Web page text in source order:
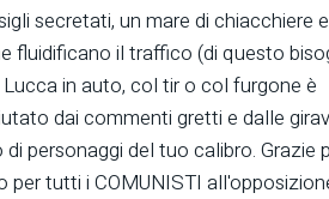
secretati, un mare di chiacchiere
fluidificano il traffico (di questo
in auto, col tir o col furgone è
dai commenti gretti e dalle
personaggi del tuo calibro. Grazie
tutti i COMUNISTI